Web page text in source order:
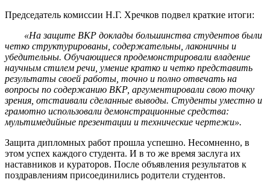
Председатель комиссии Н.Г. Хречков подвел краткие итоги:
«На защите ВКР доклады большинства студентов были
четко структурированы, содержательны, лаконичны и
убедительны. Обучающиеся продемонстрировали владение
научным стилем речи, умение кратко и четко представить
результаты своей работы, точно и полно отвечать на
вопросы по содержанию ВКР, аргументировали свою точку
зрения, отстаивали сделанные выводы. Студенты уместно и
грамотно использовали демонстрационные средства:
мультимедийные презентации и технические чертежи».
Защита дипломных работ прошла успешно. Несомненно, в
этом успех каждого студента. И в то же время заслуга их
наставников и кураторов. После объявления результатов к
поздравлениям присоединились родители студентов.